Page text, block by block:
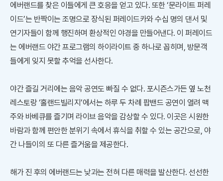
에버랜드를 찾은 이들에게 큰 호응을 얻고 있다. 또한 ‘문라이트 퍼레
이드’는 반짝이는 조명으로 장식된 퍼레이드카와 수십 명의 댄서 및
연기자들이 함께 행진하며 환상적인 야경을 만들어낸다. 이 퍼레이드
는 에버랜드 야간 프로그램의 하이라이트 중 하나로 꼽히며, 방문객
들에게 잊지 못할 추억을 선사한다.
야간 즐길 거리에는 음악 공연도 빠질 수 없다. 포시즌스가든 옆 노천
레스토랑 ‘홀랜드빌리지’에서는 하루 두 차례 팝밴드 공연이 열려 맥
주와 바베큐를 즐기며 라이브 음악을 감상할 수 있다. 이곳은 시원한
바람과 함께 편안한 분위기 속에서 휴식을 취할 수 있는 공간으로, 야
간 나들이의 또 다른 즐거움을 제공한다.
해가 진 후의 에버랜드는 낮과는 전혀 다른 매력을 발산한다. 선선한